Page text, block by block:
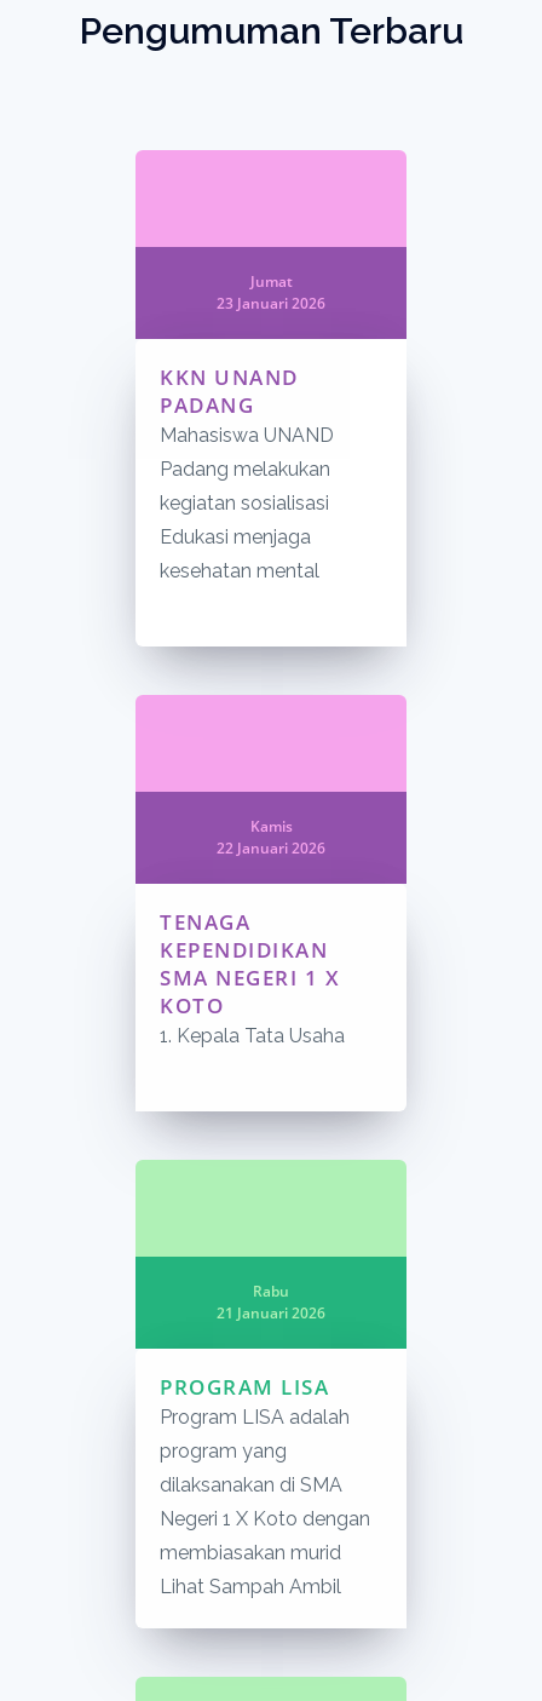
Pengumuman Terbaru
Jumat
23 Januari 2026
KKN UNAND
PADANG
Mahasiswa UNAND
Padang melakukan
kegiatan sosialisasi
Edukasi menjaga
kesehatan mental
Kamis
22 Januari 2026
TENAGA
KEPENDIDIKAN
SMA NEGERI 1 X
KOTO
1. Kepala Tata Usaha
Rabu
21 Januari 2026
PROGRAM LISA
Program LISA adalah
program yang
dilaksanakan di SMA
Negeri 1 X Koto dengan
membiasakan murid
Lihat Sampah Ambil